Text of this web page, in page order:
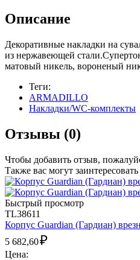
Описание
Декоративные накладки на
из нержавеющей
матовый никель, вороненый
Теги:
ARMADILLO
Накладки/WC-комплекты
Отзывы (0)
Чтобы добавить отзыв,
Также вас могут заинтересовать
Быстрый просмотр
TL38611
Корпус Guardian (Гардиан)
5 682,60₽
Цена: